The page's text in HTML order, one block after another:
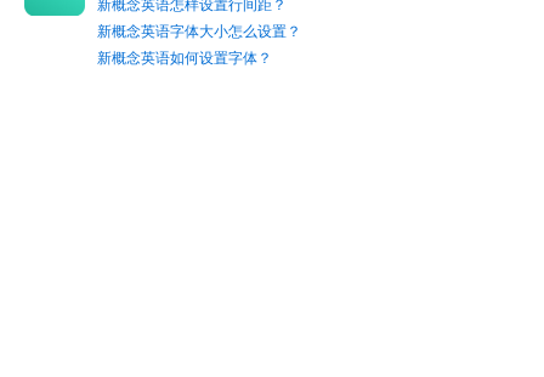
新概念英语怎样设置行间距？
新概念英语字体大小怎么设置？
新概念英语如何设置字体？